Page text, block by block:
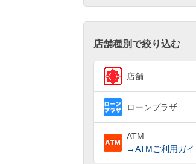
店舗種別で絞り込む
店舗
ローンプラザ
ATM
→ATMご利用ガイ